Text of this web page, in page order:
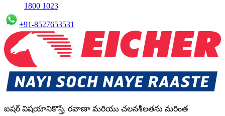
1800 1023
+91-8527653531
ఐషర్ విషయానికొస్తే, రవాణా మరియు చలనశీలతను మరింత